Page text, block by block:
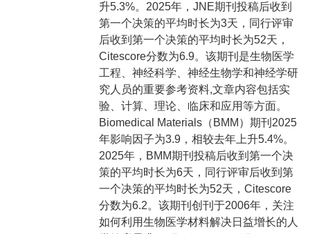
升5.3%。2025年，JNE期刊投稿后收到
第一个决策的平均时长为3天，同行评审
后收到第一个决策的平均时长为52天，
Citescore分数为6.9。该期刊是生物医学
工程、神经科学、神经生物学和神经学研
究人员的重要参考资料,文章内容包括实
验、计算、理论、临床和应用等方面。
Biomedical Materials（BMM）期刊2025
年影响因子为3.9，相较去年上升5.4%。
2025年，BMM期刊投稿后收到第一个决
策的平均时长为6天，同行评审后收到第
一个决策的平均时长为52天，Citescore
分数为6.2。该期刊创刊于2006年，关注
如何利用生物医学材料解决日益增长的人